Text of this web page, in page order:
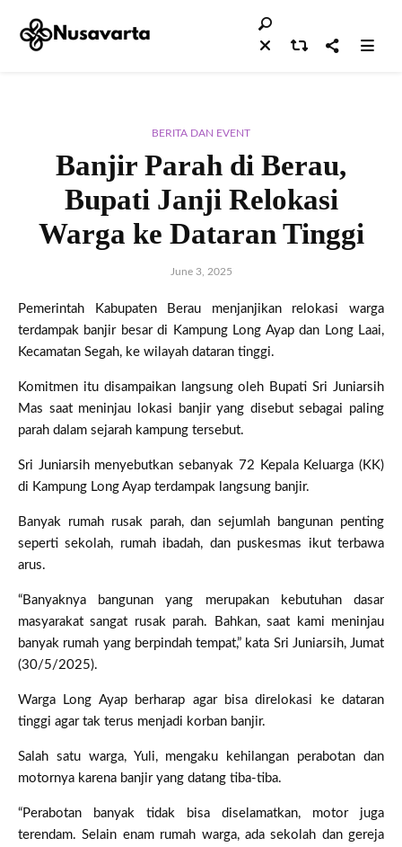
BERITA DAN EVENT
Banjir Parah di Berau,
Bupati Janji Relokasi
Warga ke Dataran Tinggi
June 3, 2025
Pemerintah Kabupaten Berau menjanjikan relokasi warga
terdampak banjir besar di Kampung Long Ayap dan Long Laai,
Kecamatan Segah, ke wilayah dataran tinggi.
Komitmen itu disampaikan langsung oleh Bupati Sri Juniarsih
Mas saat meninjau lokasi banjir yang disebut sebagai paling
parah dalam sejarah kampung tersebut.
Sri Juniarsih menyebutkan sebanyak 72 Kepala Keluarga (KK)
di Kampung Long Ayap terdampak langsung banjir.
Banyak rumah rusak parah, dan sejumlah bangunan penting
seperti sekolah, rumah ibadah, dan puskesmas ikut terbawa
arus.
“Banyaknya bangunan yang merupakan kebutuhan dasar
masyarakat sangat rusak parah. Bahkan, saat kami meninjau
banyak rumah yang berpindah tempat,” kata Sri Juniarsih, Jumat
(30/5/2025).
Warga Long Ayap berharap agar bisa direlokasi ke dataran
tinggi agar tak terus menjadi korban banjir.
Salah satu warga, Yuli, mengaku kehilangan perabotan dan
motornya karena banjir yang datang tiba-tiba.
“Perabotan banyak tidak bisa diselamatkan, motor juga
terendam. Selain enam rumah warga, ada sekolah dan gereja